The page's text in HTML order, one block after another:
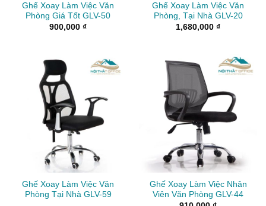
Ghế Xoay Làm Việc Văn
Phòng Giá Tốt GLV-50
900,000 ₫
Ghế Xoay Làm Việc Văn
Phòng, Tại Nhà GLV-20
1,680,000 ₫
Ghế Xoay Làm Việc Văn
Phòng Tại Nhà GLV-59
Ghế Xoay Làm Việc Nhân
Viên Văn Phòng GLV-44